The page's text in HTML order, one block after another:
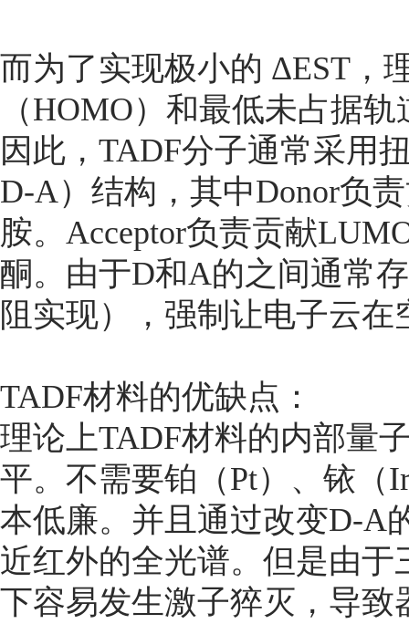
而为了实现极小的 ΔEST，
（HOMO）和最低未占据
因此，TADF分子通常采用
D-A）结构，其中Donor负
胺。Acceptor负责贡献
酮。由于D和A的之间通常
阻实现），强制让电子云
TADF材料的优缺点：
理论上TADF材料的内部量
平。不需要铂（Pt）、铱（
本低廉。并且通过改变D-A
近红外的全光谱。但是由
下容易发生激子猝灭，导